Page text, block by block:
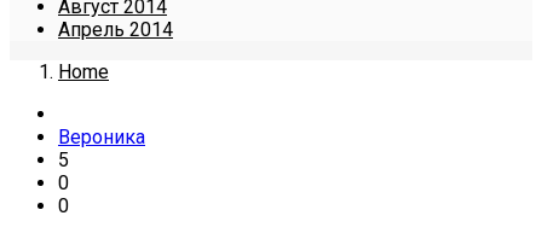
Август 2014
Апрель 2014
Home
Вероника
5
0
0